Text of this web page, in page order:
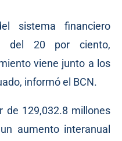
sistema financiero
del 20 por ciento,
viene junto a los
informó el BCN.
de 129,032.8 millones
aumento interanual